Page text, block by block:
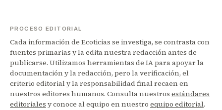
PROCESO EDITORIAL
Cada información de Ecoticias se investiga, se contrasta con
fuentes primarias y la edita nuestra redacción antes de
publicarse. Utilizamos herramientas de IA para apoyar la
documentación y la redacción, pero la verificación, el
criterio editorial y la responsabilidad final recaen en
nuestros editores humanos. Consulta nuestros estándares
editoriales y conoce al equipo en nuestro equipo editorial.